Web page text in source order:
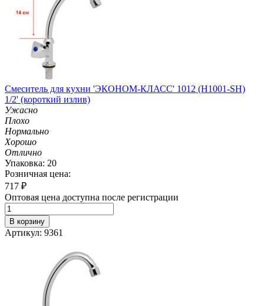
Смеситель для кухни 'ЭКОНОМ-КЛАСС' 1012 (H1001-SH)
1/2' (короткий излив)
Ужасно
Плохо
Нормально
Хорошо
Отлично
Упаковка: 20
Розничная цена:
717 ₽
Оптовая цена доступна после регистрации
В корзину
Артикул: 9361